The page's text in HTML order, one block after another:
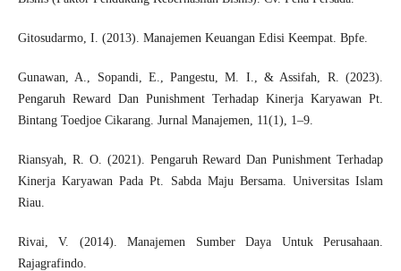
Gitosudarmo, I. (2013). Manajemen Keuangan Edisi Keempat. Bpfe.
Gunawan, A., Sopandi, E., Pangestu, M. I., & Assifah, R. (2023).
Pengaruh Reward Dan Punishment Terhadap Kinerja Karyawan Pt.
Bintang Toedjoe Cikarang. Jurnal Manajemen, 11(1), 1–9.
Riansyah, R. O. (2021). Pengaruh Reward Dan Punishment Terhadap
Kinerja Karyawan Pada Pt. Sabda Maju Bersama. Universitas Islam
Riau.
Rivai, V. (2014). Manajemen Sumber Daya Untuk Perusahaan.
Rajagrafindo.